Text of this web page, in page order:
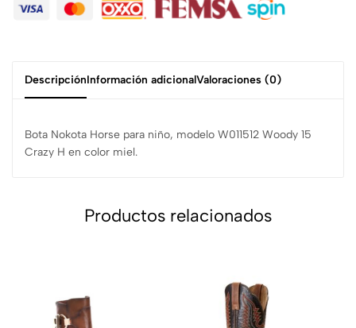
DescripciónInformación adicionalValoraciones (0)
Bota Nokota Horse para niño, modelo W011512 Woody 15
Crazy H en color miel.
Productos relacionados